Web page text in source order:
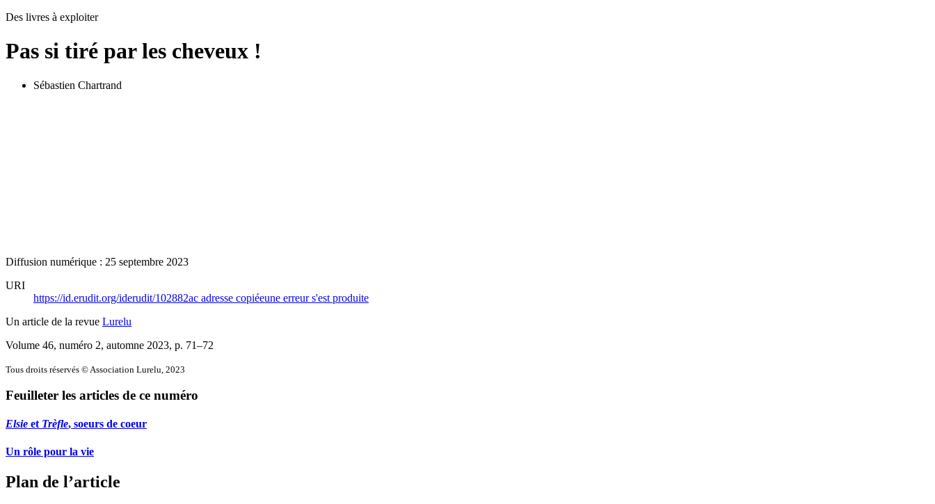
Des livres à exploiter
Pas si tiré par les cheveux !
Sébastien Chartrand
Diffusion numérique : 25 septembre 2023
URI
https://id.erudit.org/iderudit/102882ac adresse copiéeune erreur s'est produite
Un article de la revue Lurelu
Volume 46, numéro 2, automne 2023, p. 71–72
Tous droits réservés © Association Lurelu, 2023
Feuilleter les articles de ce numéro
Elsie etTrèfle, soeurs de coeur
Un rôle pour la vie
Plan de l’article